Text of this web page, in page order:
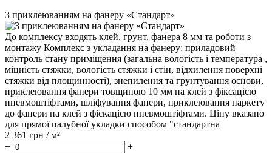
З приклеюванням на фанеру «Стандарт»
До комплексу входять клей, грунт, фанера 8 мм та роботи з
монтажу Комплекс з укладання на фанеру: приладовий
контроль стану приміщення (загальна вологість і температура ,
міцність стяжки, вологість стяжки і стін, відхилення поверхні
стяжки від площинності), знепилення та грунтування основи,
приклеювання фанери товщиною 10 мм на клей з фіксацією
пневмоштіфтами, шліфування фанери, приклеювання паркету
до фанери на клей з фіскацією пневмоштіфтами. Ціну вказано
для прямої палубної укладки способом "стандартна
2 361 грн / м²
−
+